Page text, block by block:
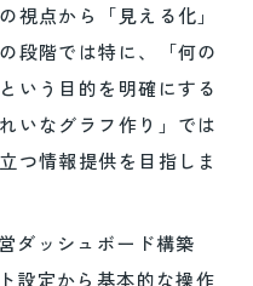
視点から「見える化」
段階では特に、「何の
いう目的を明確にする
いなグラフ作り」では
つ情報提供を目指しま
ダッシュボード構築
設定から基本的な操作